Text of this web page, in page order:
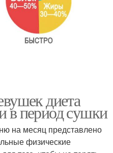
диета
в период сушки
на месяц представлено
физические